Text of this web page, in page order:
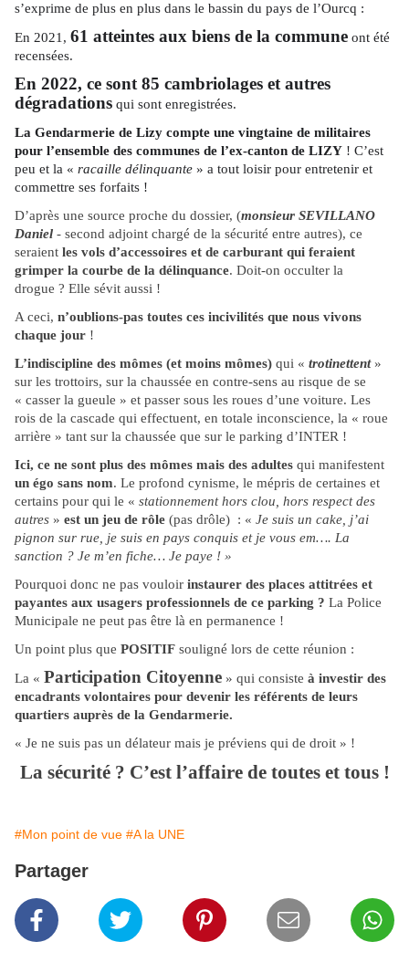
s’exprime de plus en plus dans le bassin du pays de l’Ourcq :
En 2021, 61 atteintes aux biens de la commune ont été
recensées.
En 2022, ce sont 85 cambriolages et autres
dégradations qui sont enregistrées.
La Gendarmerie de Lizy compte une vingtaine de militaires
pour l’ensemble des communes de l’ex-canton de LIZY ! C’est
peu et la « racaille délinquante » a tout loisir pour entretenir et
commettre ses forfaits !
D’après une source proche du dossier, (monsieur SEVILLANO
Daniel - second adjoint chargé de la sécurité entre autres), ce
seraient les vols d’accessoires et de carburant qui feraient
grimper la courbe de la délinquance. Doit-on occulter la
drogue ? Elle sévit aussi !
A ceci, n’oublions-pas toutes ces incivilités que nous vivons
chaque jour !
L’indiscipline des mômes (et moins mômes) qui « trotinettent»
sur les trottoirs, sur la chaussée en contre-sens au risque de se
« casser la gueule » et passer sous les roues d’une voiture. Les
rois de la cascade qui effectuent, en totale inconscience, la « roue
arrière » tant sur la chaussée que sur le parking d’INTER !
Ici, ce ne sont plus des mômes mais des adultes qui manifestent
un égo sans nom. Le profond cynisme, le mépris de certaines et
certains pour qui le « stationnement hors clou, hors respect des
autres » est un jeu de rôle (pas drôle) : « Je suis un cake, j’ai
pignon sur rue, je suis en pays conquis et je vous em…. La
sanction ? Je m’en fiche… Je paye ! »
Pourquoi donc ne pas vouloir instaurer des places attitrées et
payantes aux usagers professionnels de ce parking ? La Police
Municipale ne peut pas être là en permanence !
Un point plus que POSITIF souligné lors de cette réunion :
La « Participation Citoyenne » qui consiste à investir des
encadrants volontaires pour devenir les référents de leurs
quartiers auprès de la Gendarmerie.
« Je ne suis pas un délateur mais je préviens qui de droit » !
La sécurité ? C’est l’affaire de toutes et tous !
#Mon point de vue #A la UNE
Partager